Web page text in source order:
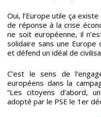
Oui, l’Europe utile ça
de réponse à la crise
ne soit européenne, il
solidaire sans une Europe
et défend un idéal de
C’est le sens de
européens dans la
“Les citoyens d’abord,
adopté par le PSE le 1er